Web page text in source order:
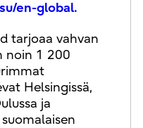
en-global.
tarjoaa vahvan
noin 1 200
Helsingissä,
ja